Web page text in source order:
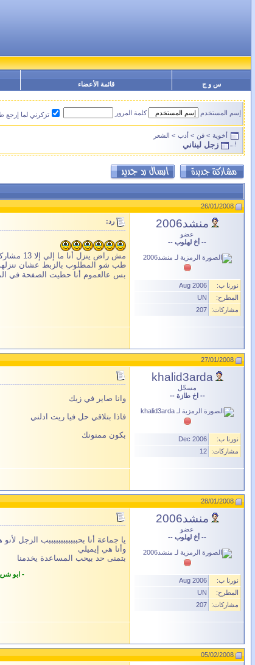
س و ج قائمة الأعضاء
إسم المستخدم كلمة المرور تزكرني لما إرجع
أخوية > فن > أدب > الشعر
زجل لبناني
26/01/2008
منشد2006
عضو
-- أخ لهلوب --
نورنا ب:
Aug 2006
المطرح:
UN
مشاركات:
207
رد:
مش راض ينزل أنا ما إلي إلا 13 مشاركة بس
طب شو المطلوب بالزبط عشان
بس عالعموم أنا حطيت الصفحة في
27/01/2008
khalid3arda
مسجّل
-- اخ طازة --
نورنا ب:
Dec 2006
مشاركات:
12
وانا صاير في زيك
فاذا بتلاقي حل فيا ريت ادلني
بكون ممنونك
28/01/2008
منشد2006
عضو
-- أخ لهلوب --
نورنا ب:
Aug 2006
المطرح:
UN
مشاركات:
207
يا جماعة أنا بحببببببببببببب الزجل
وأنا هي إيميلي
بتمنى حد بيحب المساعدة يخدمنا
- ابو
05/02/2008